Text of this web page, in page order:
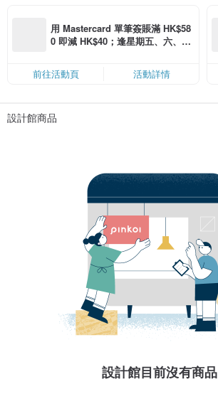
用 Mastercard 單筆簽賬滿 HK$58
0 即減 HK$40；逢星期五、六、日
限，額滿即止，僅限「常用信用
卡」結帳）
前往活動頁 活動詳情
設計館商品
設計館目前沒有商品